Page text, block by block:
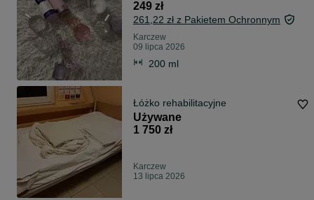
249 zł
261,22 zł z Pakietem Ochronnym
Karczew
09 lipca 2026
200 ml
Łóżko rehabilitacyjne
Używane
1 750 zł
Karczew
13 lipca 2026